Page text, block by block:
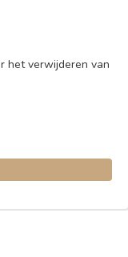
het verwijderen van